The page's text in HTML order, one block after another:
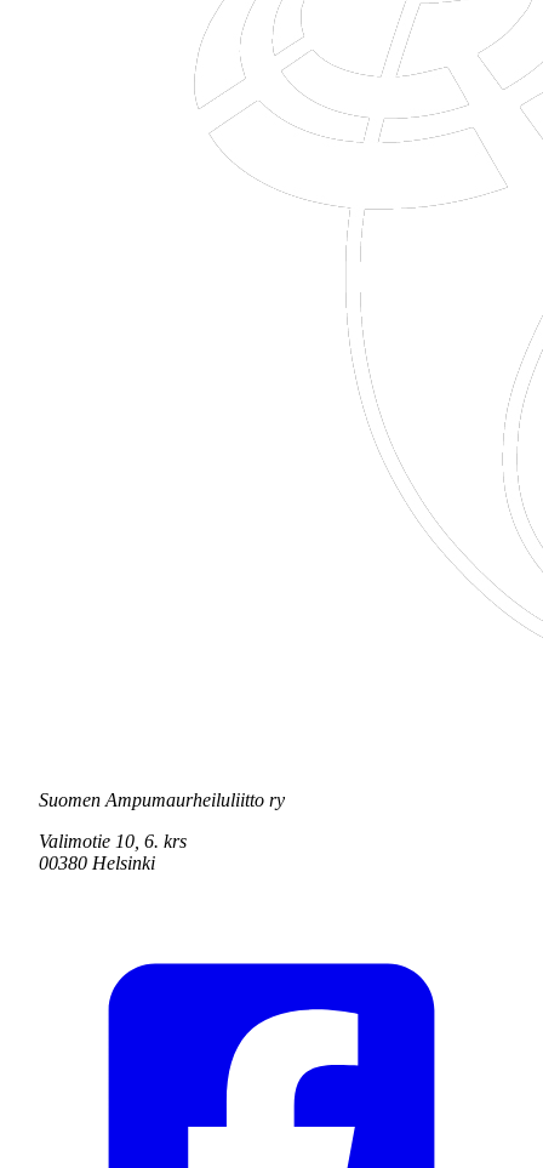
Suomen Ampumaurheiluliitto ry
Valimotie 10, 6. krs
00380 Helsinki